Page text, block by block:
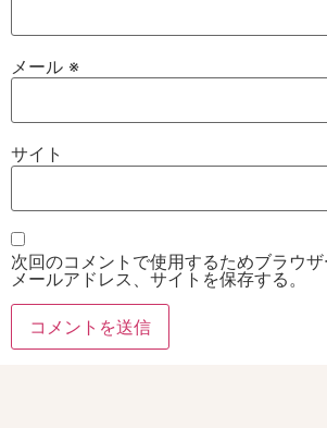
メール ※
サイト
次回のコメントで使用するためブラウザ
メールアドレス、サイトを保存する。